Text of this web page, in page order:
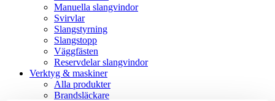
Manuella slangvindor
Svirvlar
Slangstyrning
Slangstopp
Väggfästen
Reservdelar slangvindor
Verktyg & maskiner
Alla produkter
Brandsläckare